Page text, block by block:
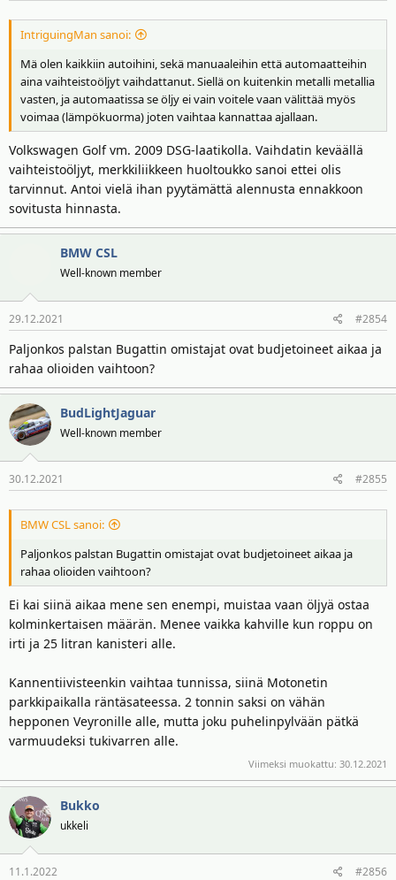
IntriguingMan sanoi:
Mä olen kaikkiin autoihini, sekä manuaaleihin että automaatteihin
aina vaihteistoöljyt vaihdattanut. Siellä on kuitenkin metalli metallia
vasten, ja automaatissa se öljy ei vain voitele vaan välittää myös
voimaa (lämpökuorma) joten vaihtaa kannattaa ajallaan.
Volkswagen Golf vm. 2009 DSG-laatikolla. Vaihdatin keväällä
vaihteistoöljyt, merkkiliikkeen huoltoukko sanoi ettei olis
tarvinnut. Antoi vielä ihan pyytämättä alennusta ennakkoon
sovitusta hinnasta.
BMW CSL
Well-known member
29.12.2021 #2854
Paljonkos palstan Bugattin omistajat ovat budjetoineet aikaa ja
rahaa olioiden vaihtoon?
BudLightJaguar
Well-known member
30.12.2021 #2855
BMW CSL sanoi:
Paljonkos palstan Bugattin omistajat ovat budjetoineet aikaa ja
rahaa olioiden vaihtoon?
Ei kai siinä aikaa mene sen enempi, muistaa vaan öljyä ostaa
kolminkertaisen määrän. Menee vaikka kahville kun roppu on
irti ja 25 litran kanisteri alle.
Kannentiivisteenkin vaihtaa tunnissa, siinä Motonetin
parkkipaikalla räntäsateessa. 2 tonnin saksi on vähän
hepponen Veyronille alle, mutta joku puhelinpylvään pätkä
varmuudeksi tukivarren alle.
Viimeksi muokattu: 30.12.2021
Bukko
ukkeli
11.1.2022 #2856